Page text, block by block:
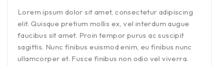
Lorem ipsum dolor sit amet, consectetur adipiscing
elit. Quisque pretium mollis ex, vel interdum augue
faucibus sit amet. Proin tempor purus ac suscipit
sagittis. Nunc finibus euismod enim, eu finibus nunc
ullamcorper et. Fusce finibus non odio vel viverra.